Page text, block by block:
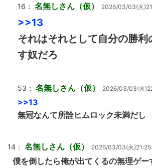
16： 名無しさん（仮） 2026/03/03(火
>>13
それはそれとして自分の勝利
す奴だろ
53： 名無しさん（仮） 2026/03/03(火
>>13
無冠なんて所詮ヒムロック未満だし
14： 名無しさん（仮） 2026/03/03(火
僕を倒したら俺が出てくるの無理ゲー